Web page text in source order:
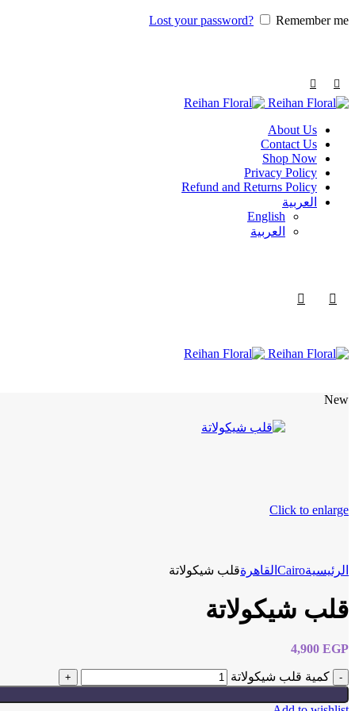
Lost your password? Remember me
About Us
Contact Us
Shop Now
Privacy Policy
Refund and Returns Policy
العربية
English
العربية
New
Click to enlarge
الرئيسيةCairo القاهرةقلب شيكولاتة
قلب شيكولاتة
4,900 EGP
كمية قلب شيكولاتة